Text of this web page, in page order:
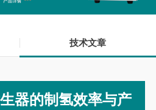
产品中心
术文章
技术文章
器的制氢效率与产